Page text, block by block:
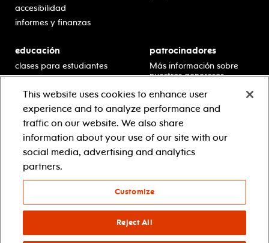
accesibilidad
informes y finanzas
educación
clases para estudiantes
escolar
residencias en escuelas
desarrollo profesional
recursos para docentes
comuníquese con el
equipo educativo
patrocinadores
Más información sobre
nuestros generosos
your privacy choices
This website uses cookies to enhance user
experience and to analyze performance and
traffic on our website. We also share
information about your use of our site with our
social media, advertising and analytics
partners.
Customize
Reject All